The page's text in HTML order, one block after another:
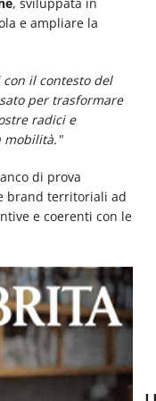
e ampliare la
il contesto del
per trasformare
radici e
mobilità."
di prova
brand territoriali ad
e coerenti con le